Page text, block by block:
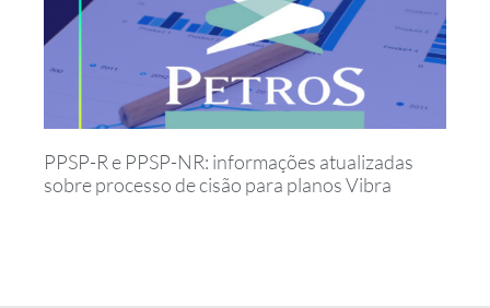
PPSP-R e PPSP-NR: informações atualizadas
sobre processo de cisão para planos Vibra